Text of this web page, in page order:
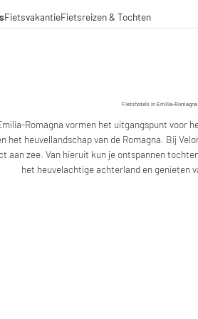
FietsvakantieFietsreizen & Tochten
Fietshotels in Emilia-Romagna
Romagna vormen het uitgangspunt voor
het heuvellandschap van de Romagna. Bij
aan zee. Van hieruit kun je ontspannen
het heuvelachtige achterland en genieten